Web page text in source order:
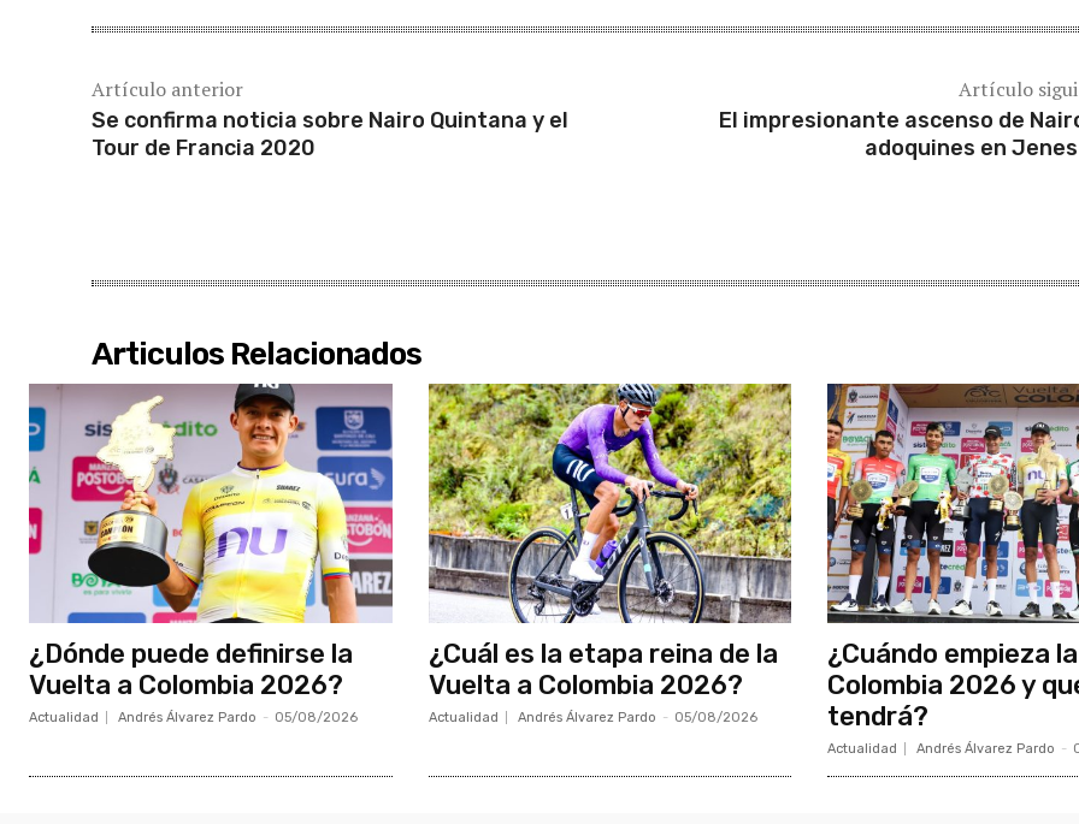
Artículo anterior
Se confirma noticia sobre Nairo Quintana y el
Tour de Francia 2020
Artículo
El impresionante ascenso de
adoquines en
Articulos Relacionados
¿Dónde puede definirse la
Vuelta a Colombia 2026?
Actualidad Andrés Álvarez Pardo - 05/08/2026
¿Cuál es la etapa reina de la
Vuelta a Colombia 2026?
Actualidad Andrés Álvarez Pardo - 05/08/2026
¿Cuándo empieza
Colombia 2026 y
tendrá?
Actualidad Andrés Álvarez Pardo -